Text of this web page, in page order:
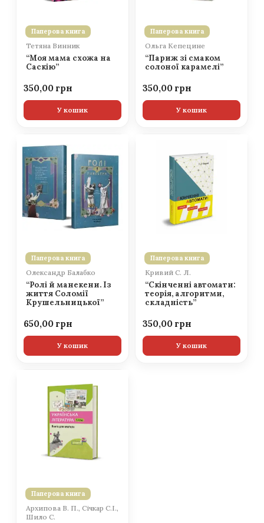
Паперова книга
Тетяна Винник
“Моя мама схожа на
Саскію”
350,00
У кошик
Паперова книга
Ольга Кепецине
“Париж зі смаком
солоної карамелі”
350,00
У кошик
Паперова книга
Олександр Балабко
“Ролі й манекени. Із
життя Соломії
Крушельницької”
650,00
У кошик
Паперова книга
Кривий С. Л.
“Скінченні автомати:
теорія, алгоритми,
складність”
350,00
У кошик
Паперова книга
Архипова В. П., Січкар С.І.,
Шило С.